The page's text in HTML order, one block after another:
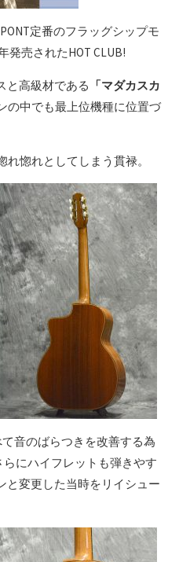
定番のフラッグシップモ
発売されたHOT CLUB!
と高級材である 「マダカスカ
の中でも最上位機種に位置づ
惚れとしてしまう貫禄。
音のばらつきを改善する為
にハイフレットも弾きやす
と変更した当時をリイシュー